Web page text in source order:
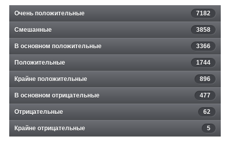
Очень положительные 7182
Смешанные 3858
В основном положительные 3366
Положительные 1744
Крайне положительные 896
В основном отрицательные 477
Отрицательные 62
Крайне отрицательные 5